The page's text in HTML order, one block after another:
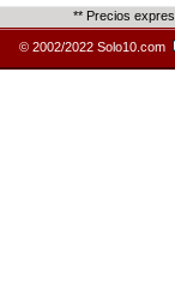
** Precios
© 2002/2022 Solo10.com